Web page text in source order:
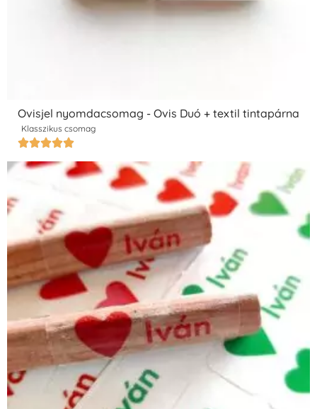
Ovisjel nyomdacsomag - Ovis Duó + textil tintapárna
Klasszikus csomag
